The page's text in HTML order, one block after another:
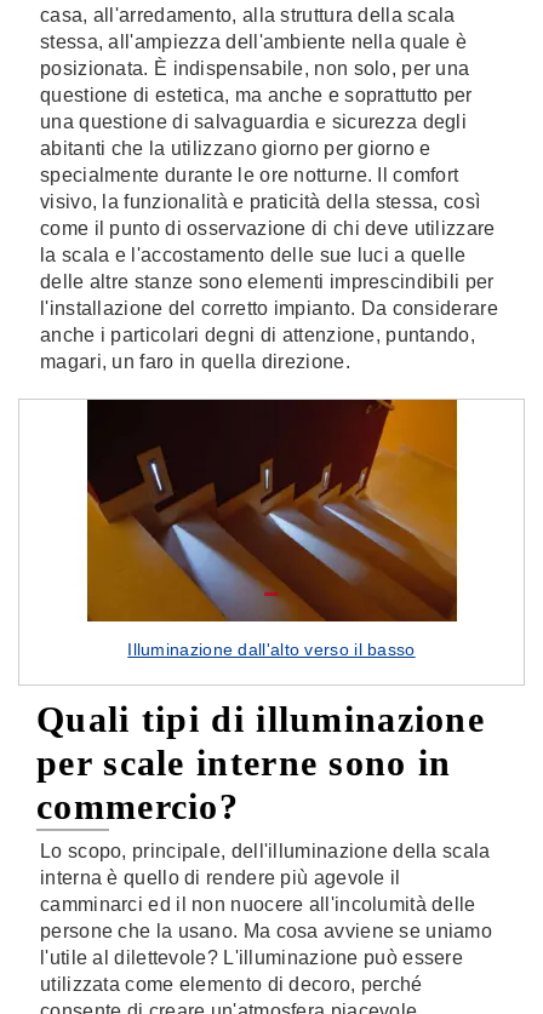
casa, all'arredamento, alla struttura della scala
stessa, all'ampiezza dell'ambiente nella quale è
posizionata. È indispensabile, non solo, per una
questione di estetica, ma anche e soprattutto per
una questione di salvaguardia e sicurezza degli
abitanti che la utilizzano giorno per giorno e
specialmente durante le ore notturne. Il comfort
visivo, la funzionalità e praticità della stessa, così
come il punto di osservazione di chi deve utilizzare
la scala e l'accostamento delle sue luci a quelle
delle altre stanze sono elementi imprescindibili per
l'installazione del corretto impianto. Da considerare
anche i particolari degni di attenzione, puntando,
magari, un faro in quella direzione.
Illuminazione dall'alto verso il basso
Quali tipi di illuminazione
per scale interne sono in
commercio?
Lo scopo, principale, dell'illuminazione della scala
interna è quello di rendere più agevole il
camminarci ed il non nuocere all'incolumità delle
persone che la usano. Ma cosa avviene se uniamo
l'utile al dilettevole? L'illuminazione può essere
utilizzata come elemento di decoro, perché